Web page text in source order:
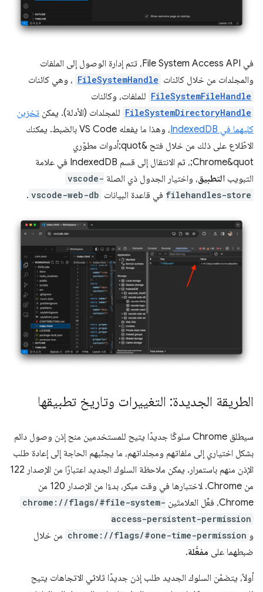
في File System Access API، تتم إدارة الوصول إلى الملفات
والمجلدات من خلال كائنات FileSystemHandle ، وهي كائنات
FileSystemFileHandle للملفات، وكائنات
FileSystemDirectoryHandle للمجلدات (الأدلة). يمكن تخزين
كليهما في IndexedDB
، وهذا ما يفعله VS Code بالضبط. يمكنك
الاطّلاع على ذلك من خلال فتح &quot;أدوات مطوّري
Chrome&quot;، ثم الانتقال إلى قسم IndexedDB في علامة
التبويب التطبيق، واختيار الجدول ذي الصلة vscode-
filehandles-store في قاعدة البيانات vscode-web-db
.
الطريقة الجديدة: التغييرات وتاريخ تطبيقها
سيطلق Chrome سلوكًا جديدًا يتيح للمستخدمين منح إذن وصول دائم
بشكل اختياري إلى ملفاتهم ومجلداتهم، ما يجنّبهم الحاجة إلى إعادة طلب
الإذن منهم باستمرار. يمكن ملاحظة السلوك الجديد اعتبارًا من الإصدار 122
من Chrome. لاختبارها في وقت مبكر، بدءًا من الإصدار 120 من
Chrome، فعِّل العلامتَين
chrome://flags/#file-system-
access-persistent-permission
و chrome://flags/#one-time-permission من خلال
ضبطهما على مفعَّلة.
أولاً، يتضمّن السلوك الجديد طلب إذن جديدًا ثلاثي الاتجاهات يتيح